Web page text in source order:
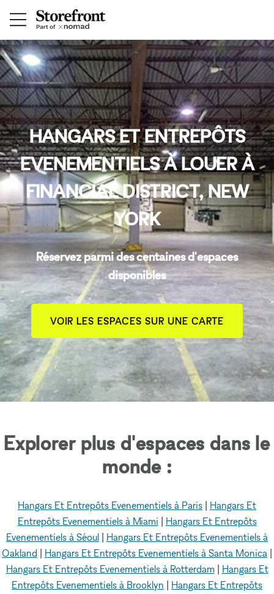
HANGARS ET ENTREPÔTS
EVENEMENTIELS À LOUER À
FINANCIAL DISTRICT, NEW
YORK
Réservez parmi des centaines d'espaces
disponibles
VOIR LES ESPACES SUR UNE CARTE
Explorer plus d'espaces dans le
monde :
Hangars Et Entrepôts Evenementiels à Paris
Hangars Et
Entrepôts Evenementiels à Miami
Hangars Et Entrepôts
Evenementiels à Séoul
Hangars Et Entrepôts Evenementiels à
Oakland
Hangars Et Entrepôts Evenementiels à Santa Monica
Hangars Et Entrepôts Evenementiels à Rotterdam| Hangars Et
Entrepôts Evenementiels à Brooklyn
Hangars Et Entrepôts